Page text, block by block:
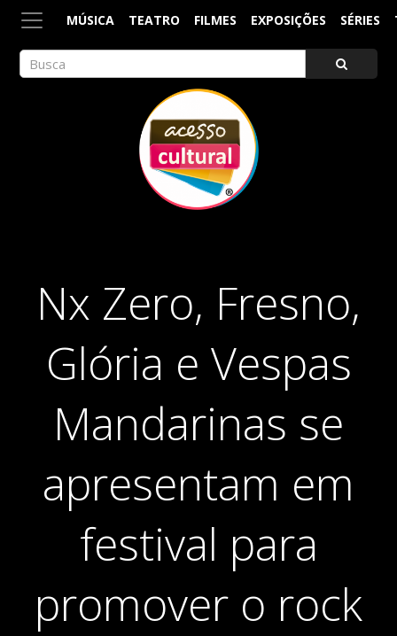
MÚSICA TEATRO FILMES EXPOSIÇÕES SÉRIES
Nx Zero, Fresno,
Glória e Vespas
Mandarinas se
apresentam em
festival para
promover o rock